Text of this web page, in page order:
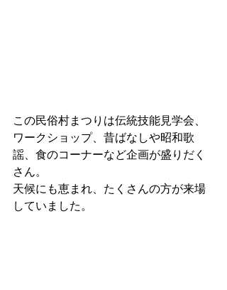
この民俗村まつりは伝統技能見学会、
ワークショップ、昔ばなしや昭和歌
謡、食のコーナーなど企画が盛りだく
さん。
天候にも恵まれ、たくさんの方が来場
していました。